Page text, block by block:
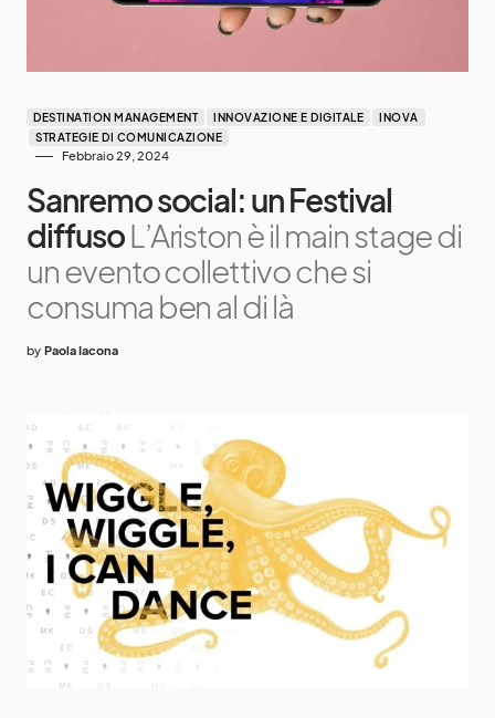
DESTINATION MANAGEMENT INNOVAZIONE E DIGITALE
INOVA
STRATEGIE DI COMUNICAZIONE
Febbraio 29, 2024
Sanremo social: un Festival
diffusoL’Ariston è il main stage di
un evento collettivo che si
consuma ben al di là
by Paola Iacona